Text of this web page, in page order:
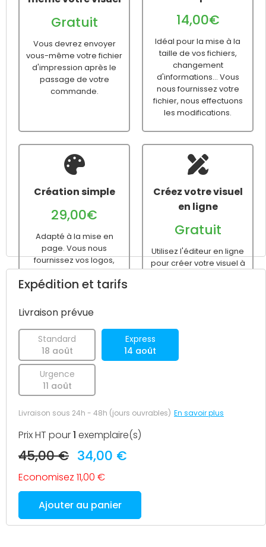
Gratuit
Vous devrez envoyer
vous-même votre fichier
d'impression après le
passage de votre
commande.
14,00€
Idéal pour la mise à la
taille de vos fichiers,
changement
d'informations... Vous
nous fournissez votre
fichier, nous effectuons
les modifications.
Création simple
29,00€
Adapté à la mise en
page. Vous nous
fournissez vos logos,
textes, images... Nous
nous chargeons de la
d'impression.
Créez votre visuel
en ligne
Gratuit
Utilisez l'éditeur en ligne
pour créer votre visuel à
Expédition et tarifs
Livraison prévue
Standard
18 août
Express
14 août
Urgence
11 août
Livraison sous 24h - 48h (jours ouvrables) En savoir plus
Prix HT pour1 exemplaire(s)
45,00 € 34,00 €
Economisez 11,00 €
Ajouter au panier